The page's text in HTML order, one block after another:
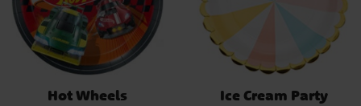
Hot Wheels Ice Cream Party